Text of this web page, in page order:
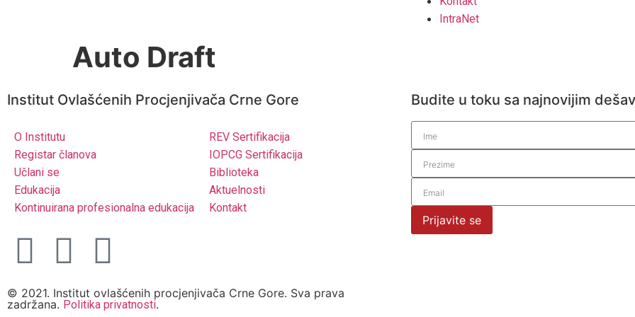
IntraNet
Auto Draft
Institut Ovlašćenih Procjenjivača Crne Gore
O Institutu
Registar članova
Učlani se
Edukacija
Kontinuirana profesionalna edukacija
REV Sertifikacija
IOPCG Sertifikacija
Biblioteka
Aktuelnosti
Kontakt
© 2021. Institut ovlašćenih procjenjivača Crne Gore. Sva prava
zadržana. Politika privatnosti.
Budite u toku sa najnovijim
Prijavite se